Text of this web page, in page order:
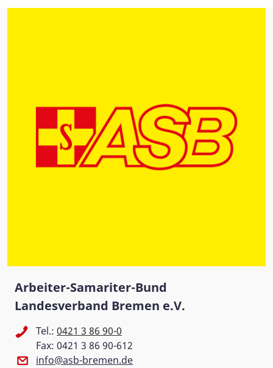
Arbeiter-Samariter-Bund
Landesverband Bremen e.V.
Tel.: 0421 3 86 90-0
Fax: 0421 3 86 90-612
info@asb-bremen.de